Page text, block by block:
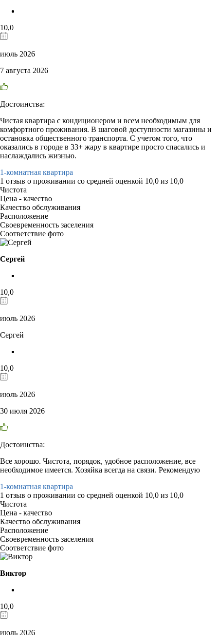
10,0
июль 2026
7 августа 2026
Достоинства:
Чистая квартира с кондиционером и всем необходимым для
комфортного проживания. В шаговой доступности магазины и
остановка общественного транспорта. С учетом того, что
оказались в городе в 33+ жару в квартире просто спасались и
наслаждались жизнью.
1-комнатная квартира
1 отзыв о проживании со средней оценкой 10,0 из 10,0
Чистота
Цена - качество
Качество обслуживания
Расположение
Своевременность заселения
Соответствие фото
Сергей
10,0
июль 2026
Сергей
10,0
июль 2026
30 июля 2026
Достоинства:
Все хорошо. Чистота, порядок, удобное расположение, все
необходимое имеется. Хозяйка всегда на связи. Рекомендую
1-комнатная квартира
1 отзыв о проживании со средней оценкой 10,0 из 10,0
Чистота
Цена - качество
Качество обслуживания
Расположение
Своевременность заселения
Соответствие фото
Виктор
10,0
июль 2026